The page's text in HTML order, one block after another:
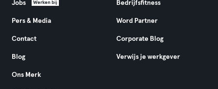
Jobs Werken bij
Pers & Media
Contact
Blog
Ons Merk
Bedrijfsfitness
Word Partner
Corporate Blog
Verwijs je werkgever